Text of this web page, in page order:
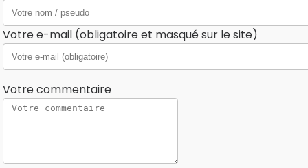
Votre e-mail (obligatoire et masqué sur le site)
Votre commentaire